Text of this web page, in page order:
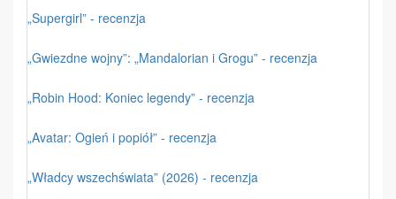
„Supergirl” - recenzja
„Gwiezdne wojny”: „Mandalorian i Grogu” - recenzja
„Robin Hood: Koniec legendy” - recenzja
„Avatar: Ogień i popiół” - recenzja
„Władcy wszechświata” (2026) - recenzja